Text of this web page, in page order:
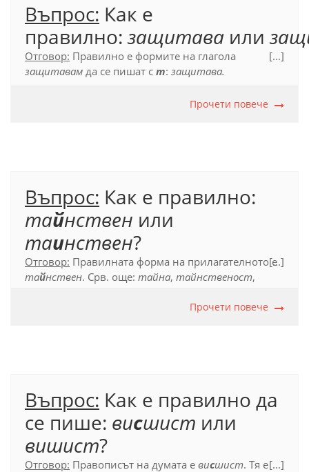
Въпрос: Как е
правилно: защитава или
Отговор: Правилно е формите на глагола
защитавам да се пишат с т: защитава.
Официален правописен речник (2012), с. 279.
[...]
Прочети повече
Въпрос: Как е правилно:
тайнствен или
таинствен?
Отговор: Правилната форма на прилагателното е
тайнствен. Срв. още: тайна, тайнственост,
[...]
Прочети повече
Въпрос: Как е правилно да
се пише: висшист или
вишист?
Отговор: Правописът на думата е висшист. Тя е[...]